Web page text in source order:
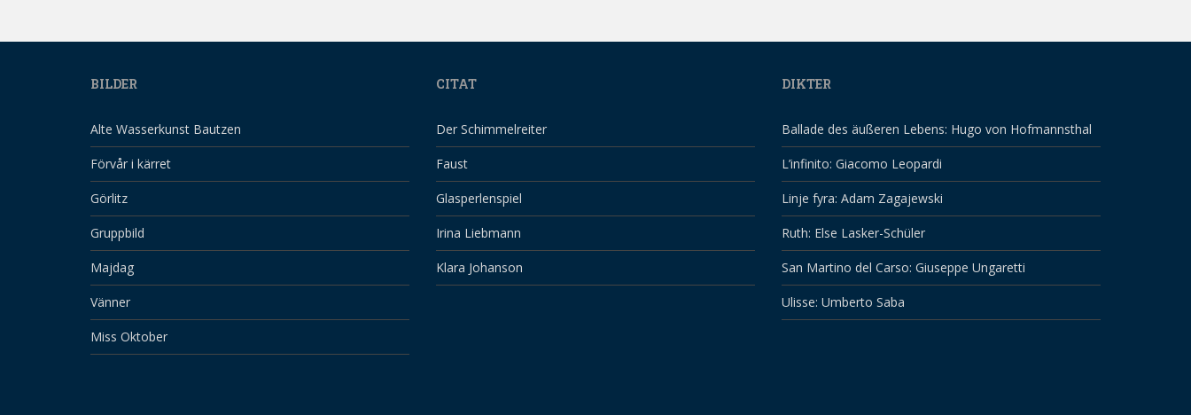
BILDER
Alte Wasserkunst Bautzen
Förvår i kärret
Görlitz
Gruppbild
Majdag
Vänner
Miss Oktober
CITAT
Der Schimmelreiter
Faust
Glasperlenspiel
Irina Liebmann
Klara Johanson
DIKTER
Ballade des äußeren Lebens: Hugo von Hofmannsthal
L’infinito: Giacomo Leopardi
Linje fyra: Adam Zagajewski
Ruth: Else Lasker-Schüler
San Martino del Carso: Giuseppe Ungaretti
Ulisse: Umberto Saba